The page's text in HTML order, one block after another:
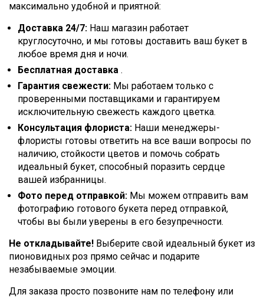
максимально удобной и приятной:
Доставка 24/7: Наш магазин работает
круглосуточно, и мы готовы доставить ваш букет в
любое время дня и ночи.
Бесплатная доставка .
Гарантия свежести: Мы работаем только с
проверенными поставщиками и гарантируем
исключительную свежесть каждого цветка.
Консультация флориста: Наши менеджеры-
флористы готовы ответить на все ваши вопросы по
наличию, стойкости цветов и помочь собрать
идеальный букет, способный поразить сердце
вашей избранницы.
Фото перед отправкой: Мы можем отправить вам
фотографию готового букета перед отправкой,
чтобы вы были уверены в его безупречности.
Не откладывайте! Выберите свой идеальный букет из
пионовидных роз прямо сейчас и подарите
незабываемые эмоции.
Для заказа просто позвоните нам по телефону или